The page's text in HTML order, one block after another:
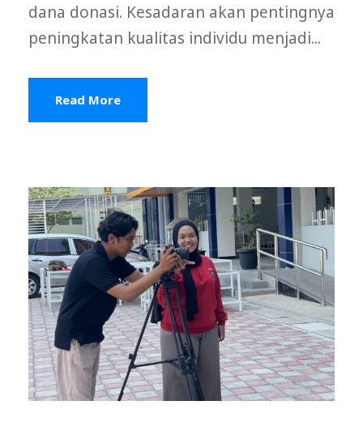
dana donasi. Kesadaran akan pentingnya
peningkatan kualitas individu menjadi...
Read More